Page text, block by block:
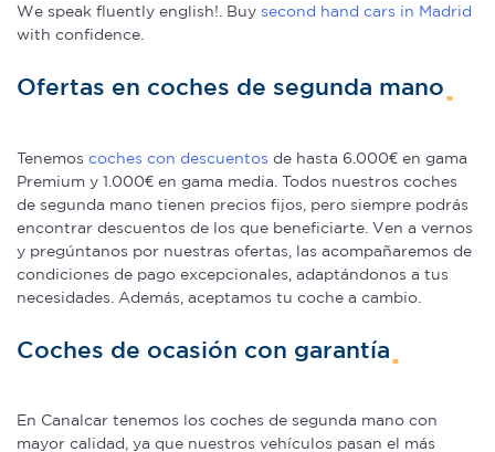
We speak fluently english!. Buy second hand cars in Madrid
with confidence.
Ofertas en coches de segunda mano
Tenemos coches con descuentos de hasta 6.000€ en gama
Premium y 1.000€ en gama media. Todos nuestros coches
de segunda mano tienen precios fijos, pero siempre podrás
encontrar descuentos de los que beneficiarte. Ven a vernos
y pregúntanos por nuestras ofertas, las acompañaremos de
condiciones de pago excepcionales, adaptándonos a tus
necesidades. Además, aceptamos tu coche a cambio.
Coches de ocasión con garantía
En Canalcar tenemos los coches de segunda mano con
mayor calidad, ya que nuestros vehículos pasan el más